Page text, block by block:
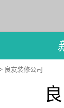
> 良友装修公司